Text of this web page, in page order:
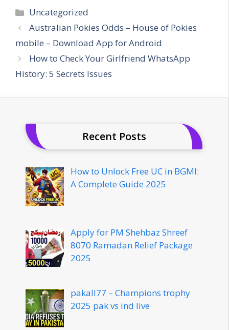
Categories
Uncategorized
Australian Pokies Odds – House of Pokies
mobile – Download App for Android
How to Check Your Girlfriend WhatsApp
History: 5 Secrets Issues
Recent Posts
How to Unlock Free UC in BGMI:
A Complete Guide 2025
Apply for PM Shehbaz Shreef
8070 Ramadan Relief Package
2025
pakall77 – Champions trophy
2025 pak vs ind live